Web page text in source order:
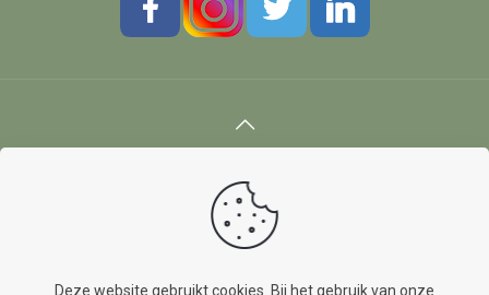
© B&B Erve Veldboer. Alle rechten voorbehouden. |
Website laten makendoor Chuck's
Privacy- en Cookiebeleid
Deze website gebruikt cookies. Bij het gebruik van onze